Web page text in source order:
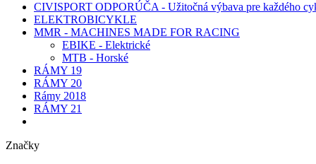
CIVISPORT ODPORÚČA - Užitočná výbava pre každého
ELEKTROBICYKLE
MMR - MACHINES MADE FOR RACING
EBIKE - Elektrické
MTB - Horské
RÁMY 19
RÁMY 20
Rámy 2018
RÁMY 21
Značky